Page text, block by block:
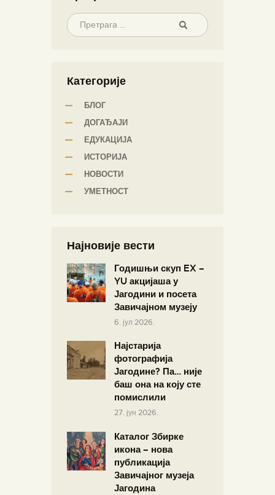
Категорије
БЛОГ
ДОГАЂАЈИ
ЕДУКАЦИЈА
ИСТОРИЈА
НОВОСТИ
УМЕТНОСТ
Најновије вести
Годишњи скуп EX –
YU акцијаша у
Јагодини и посета
Завичајном музеју
6. јул 2026.
Најстарија
фотографија
Јагодине? Па… није
баш она на коју сте
помислили
27. јун 2026.
Каталог Збирке
икона – нова
публикација
Завичајног музеја
Јагодина